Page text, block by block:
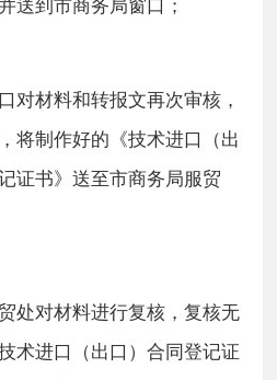
送到市商务局窗口；
对材料和转报文再次审核，
将制作好的《技术进口（出
证书》送至市商务局服贸
处对材料进行复核，复核无
术进口（出口）合同登记证